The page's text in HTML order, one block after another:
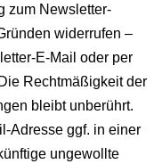
zum Newsletter-
widerrufen –
E-Mail oder per
Rechtmäßigkeit der
bleibt unberührt.
Adresse ggf. in einer
ungewollte